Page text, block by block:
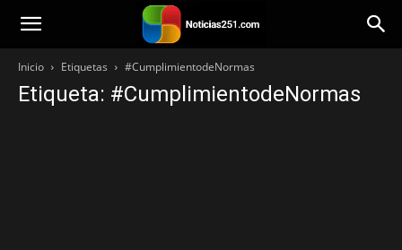
Noticias251
Inicio Etiquetas #CumplimientodeNormas
Etiqueta: #CumplimientodeNormas